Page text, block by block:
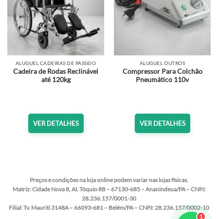
ALUGUEL CADEIRAS DE PASSEIO
Cadeira de Rodas Reclinável
até 120kg
VER DETALHES
ALUGUEL OUTROS
Compressor Para Colchão
Pneumático 110v
VER DETALHES
Preços e condições na loja online podem variar nas lojas físicas.
Matriz:Cidade Nova 8, Al. Tóquio 8B – 67130-685 – Ananindeua/PA – CNPJ:
28.236.157/0001-30
Filial:Tv. Mauriti 3148A – 66093-681 – Belém/PA – CNPJ: 28.236.157/0002-10